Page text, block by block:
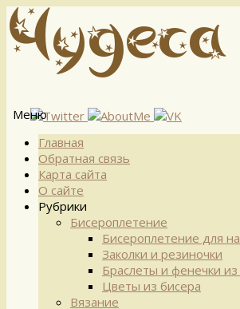
Меню
Перейти
содержимому
Главная
Обратная связь
Карта сайта
О сайте
Рубрики
Бисероплетение
Бисероплетение для
Заколки и резиночки
Браслеты и фенечки из
Цветы из бисера
Вязание